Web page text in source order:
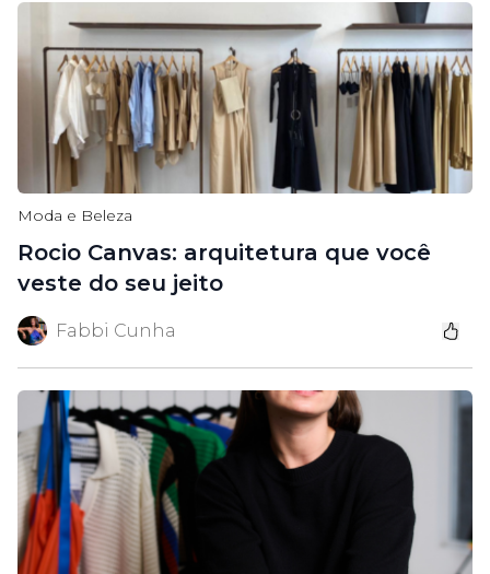
Moda e Beleza
Rocio Canvas: arquitetura que você
veste do seu jeito
Fabbi Cunha